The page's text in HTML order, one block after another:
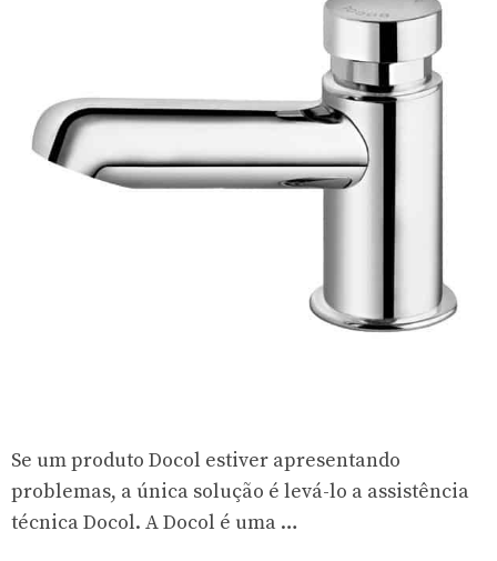
Se um produto Docol estiver apresentando
problemas, a única solução é levá-lo a assistência
técnica Docol. A Docol é uma …